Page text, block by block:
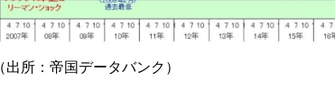
（出所：帝国データバンク）